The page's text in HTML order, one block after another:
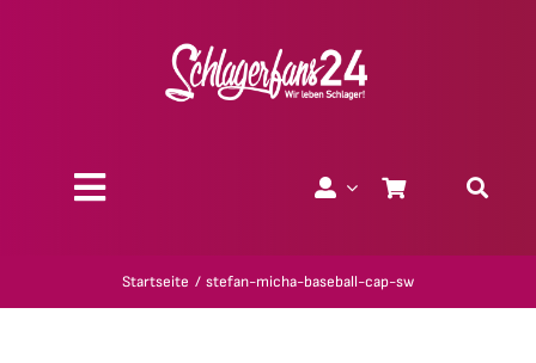
Toggle
Startseite stefan-micha-baseball-cap-sw